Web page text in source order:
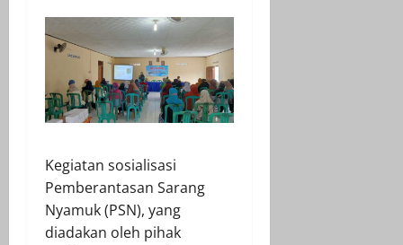
Kegiatan sosialisasi
Pemberantasan Sarang
Nyamuk (PSN), yang
diadakan oleh pihak